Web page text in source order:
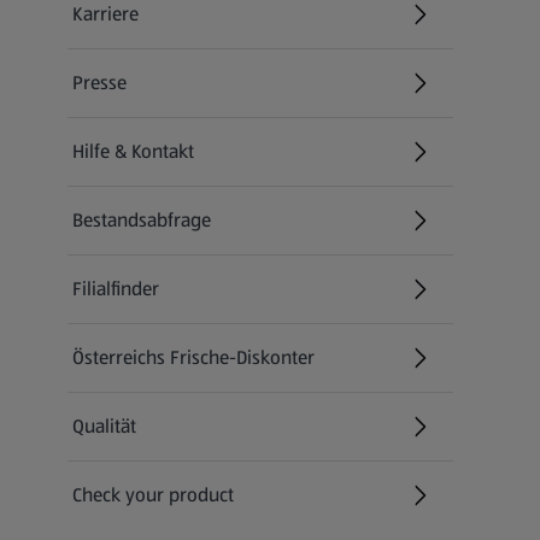
Karriere
(öffnet in einem neuen Tab)
Presse
Hilfe & Kontakt
(öffnet in einem neuen Tab)
Bestandsabfrage
(öffnet in einem neuen Tab)
Filialfinder
Österreichs Frische-Diskonter
Qualität
Check your product
(öffnet in einem neuen Tab)